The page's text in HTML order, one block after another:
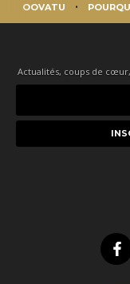
OOVATU
Actualités, coups de
e-